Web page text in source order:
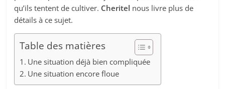
qu’ils tentent de cultiver. Cheritel nous livre plus de
détails à ce sujet.
Table des matières
Une situation déjà bien compliquée
Une situation encore floue